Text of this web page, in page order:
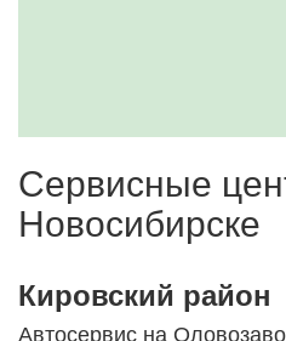
Сервисные
Новосибирске
Кировский район
Автосервис на